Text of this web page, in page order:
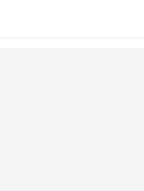
OPINIÓN EXTRAS